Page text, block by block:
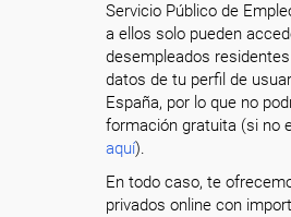
Servicio Público de
a ellos solo pueden
desempleados
datos de tu perfil de
España, por lo que no
formación gratuita (si no
aquí).
En todo caso, te
privados online con